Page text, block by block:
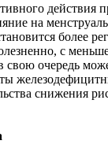
действия
на
более
с
свою очередь
снижения